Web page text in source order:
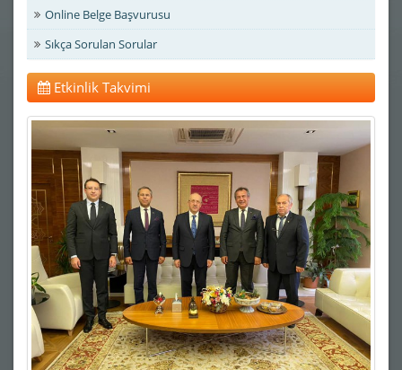
Online Belge Başvurusu
Sıkça Sorulan Sorular
Etkinlik Takvimi